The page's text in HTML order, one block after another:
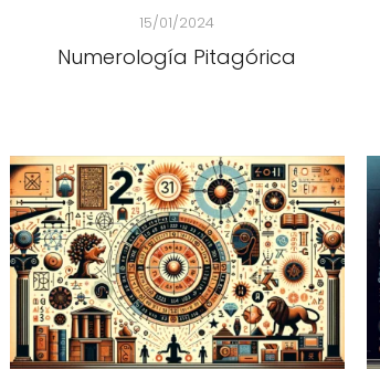
15/01/2024
Numerología Pitagórica